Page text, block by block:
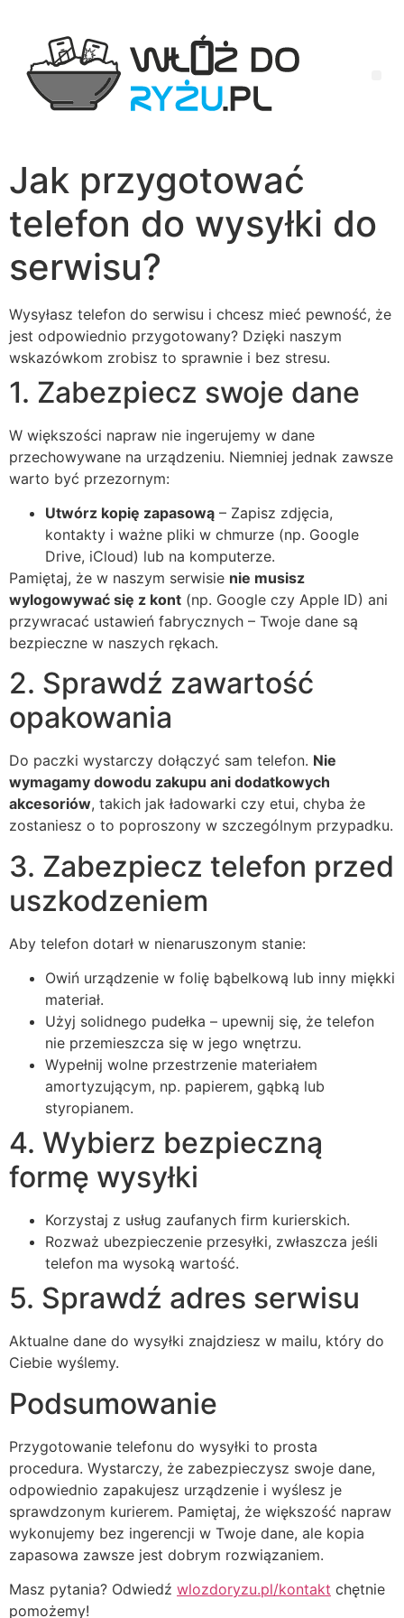
Jak przygotować
telefon do wysyłki do
serwisu?
Wysyłasz telefon do serwisu i chcesz mieć pewność, że
jest odpowiednio przygotowany? Dzięki naszym
wskazówkom zrobisz to sprawnie i bez stresu.
1. Zabezpiecz swoje dane
W większości napraw nie ingerujemy w dane
przechowywane na urządzeniu. Niemniej jednak zawsze
warto być przezornym:
Utwórz kopię zapasową – Zapisz zdjęcia,
kontakty i ważne pliki w chmurze (np. Google
Drive, iCloud) lub na komputerze.
Pamiętaj, że w naszym serwisie nie musisz
wylogowywać się z kont (np. Google czy Apple ID) ani
przywracać ustawień fabrycznych – Twoje dane są
bezpieczne w naszych rękach.
2. Sprawdź zawartość
opakowania
Do paczki wystarczy dołączyć sam telefon. Nie
wymagamy dowodu zakupu ani dodatkowych
akcesoriów, takich jak ładowarki czy etui, chyba że
zostaniesz o to poproszony w szczególnym przypadku.
3. Zabezpiecz telefon przed
uszkodzeniem
Aby telefon dotarł w nienaruszonym stanie:
Owiń urządzenie w folię bąbelkową lub inny miękki
materiał.
Użyj solidnego pudełka – upewnij się, że telefon
nie przemieszcza się w jego wnętrzu.
Wypełnij wolne przestrzenie materiałem
amortyzującym, np. papierem, gąbką lub
styropianem.
4. Wybierz bezpieczną
formę wysyłki
Korzystaj z usług zaufanych firm kurierskich.
Rozważ ubezpieczenie przesyłki, zwłaszcza jeśli
telefon ma wysoką wartość.
5. Sprawdź adres serwisu
Aktualne dane do wysyłki znajdziesz w mailu, który do
Ciebie wyślemy.
Podsumowanie
Przygotowanie telefonu do wysyłki to prosta
procedura. Wystarczy, że zabezpieczysz swoje dane,
odpowiednio zapakujesz urządzenie i wyślesz je
sprawdzonym kurierem. Pamiętaj, że większość napraw
wykonujemy bez ingerencji w Twoje dane, ale kopia
zapasowa zawsze jest dobrym rozwiązaniem.
Masz pytania? Odwiedź wlozdoryzu.pl/kontakt chętnie
pomożemy!